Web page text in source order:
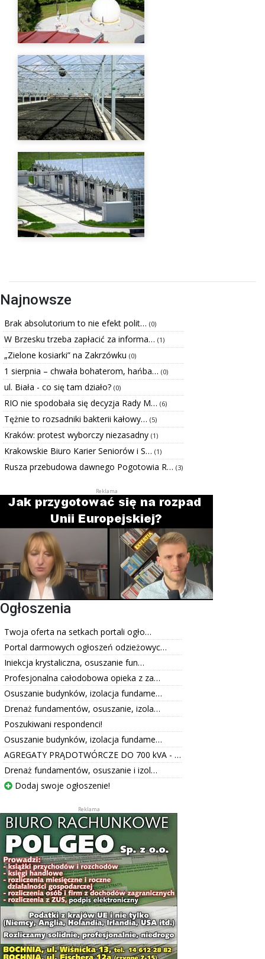
Najnowsze
Brak absolutorium to nie efekt polit… (0)
W Brzesku trzeba zapłacić za informa… (1)
„Zielone kosiarki” na Zakrzówku (0)
1 sierpnia – chwała bohaterom, hańba… (0)
ul. Biała - co się tam działo? (0)
RIO nie spodobała się decyzja Rady M… (6)
Tężnie to rozsadniki bakterii kałowy… (5)
Kraków: protest wyborczy niezasadny (1)
Krakowskie Biuro Karier Seniorów i S… (1)
Rusza przebudowa dawnego Pogotowia R… (3)
Ogłoszenia
Twoja oferta na setkach portali ogło…
Portal darmowych ogłoszeń odzieżowyc…
Iniekcja krystaliczna, osuszanie fun…
Profesjonalna całodobowa opieka z za…
Osuszanie budynków, izolacja fundame…
Drenaż fundamentów, osuszanie, izola…
Poszukiwani respondenci!
Osuszanie budynków, izolacja fundame…
AGREGATY PRĄDOTWÓRCZE DO 700 kVA - …
Drenaż fundamentów, osuszanie i izol…
Dodaj swoje ogłoszenie!